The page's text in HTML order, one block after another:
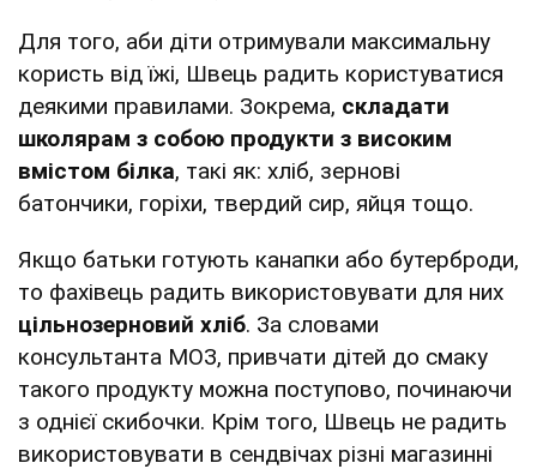
Для того, аби діти отримували максимальну
користь від їжі, Швець радить користуватися
деякими правилами. Зокрема, складати
школярам з собою продукти з високим
вмістом білка, такі як: хліб, зернові
батончики, горіхи, твердий сир, яйця тощо.
Якщо батьки готують канапки або бутерброди,
то фахівець радить використовувати для них
цільнозерновий хліб. За словами
консультанта МОЗ, привчати дітей до смаку
такого продукту можна поступово, починаючи
з однієї скибочки. Крім того, Швець не радить
використовувати в сендвічах різні магазинні